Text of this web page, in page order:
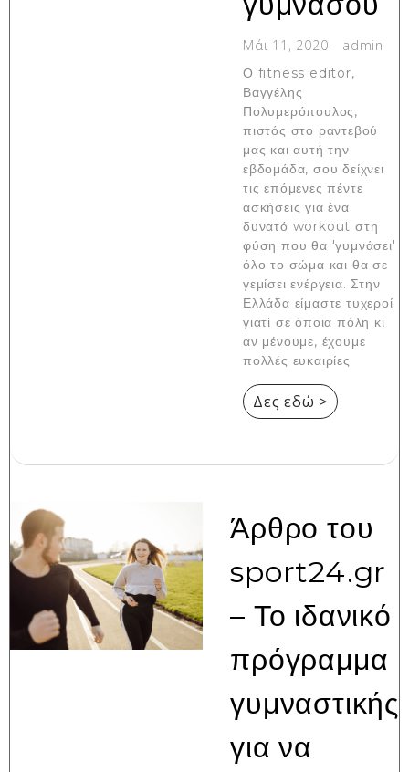
Μάι 11, 2020- admin
Ο fitness editor,
Βαγγέλης
Πολυμερόπουλος,
πιστός στο ραντεβού
μας και αυτή την
εβδομάδα, σου δείχνει
τις επόμενες πέντε
ασκήσεις για ένα
δυνατό workout στη
φύση που θα 'γυμνάσει'
όλο το σώμα και θα σε
γεμίσει ενέργεια. Στην
Ελλάδα είμαστε τυχεροί
γιατί σε όποια πόλη κι
αν μένουμε, έχουμε
πολλές ευκαιρίες
Δες εδώ >
Άρθρο του
sport24.gr
– Το ιδανικό
πρόγραμμα
γυμναστικής
για να